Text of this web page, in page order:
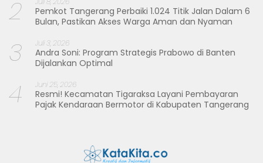
2
Pemkot Tangerang Perbaiki 1.024 Titik Jalan Dalam 6
Bulan, Pastikan Akses Warga Aman dan Nyaman
3 Juli 3, 2026
Andra Soni: Program Strategis Prabowo di Banten
Dijalankan Optimal
4 Juni 25, 2026
Resmi! Kecamatan Tigaraksa Layani Pembayaran
Pajak Kendaraan Bermotor di Kabupaten Tangerang